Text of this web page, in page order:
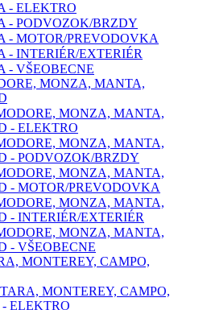
- ELEKTRO
- PODVOZOK/BRZDY
- MOTOR/PREVODOVKA
INTERIÉR/EXTERIÉR
VŠEOBECNE
MONZA, MANTA,
MONZA, MANTA,
- ELEKTRO
MONZA, MANTA,
- PODVOZOK/BRZDY
MONZA, MANTA,
- MOTOR/PREVODOVKA
MONZA, MANTA,
- INTERIÉR/EXTERIÉR
MONZA, MANTA,
- VŠEOBECNE
MONTEREY, CAMPO,
MONTEREY, CAMPO,
ELEKTRO